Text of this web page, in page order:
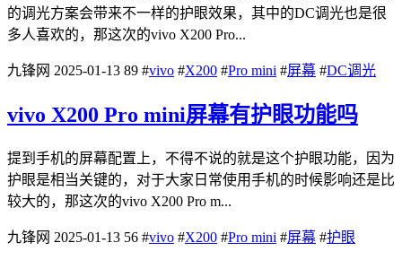
的调光方案会带来不一样的护眼效果，其中的DC调光也是很
多人喜欢的，那这次的vivo X200 Pro...
九锋网 2025-01-13 89 #vivo #X200 #Pro mini #屏幕 #DC调光
vivo X200 Pro mini屏幕有护眼功能吗
提到手机的屏幕配置上，不得不说的就是这个护眼功能，因为
护眼是相当关键的，对于大家日常使用手机的时候影响还是比
较大的，那这次的vivo X200 Pro m...
九锋网 2025-01-13 56 #vivo #X200 #Pro mini #屏幕 #护眼